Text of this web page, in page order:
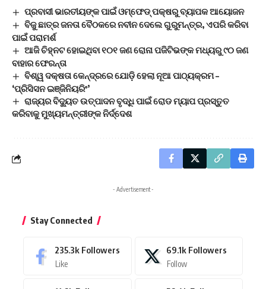
ପ୍ରବାସୀ ଭାରତୀୟଙ୍କ ପାଇଁ ଓମ୍ଫେଡ୍ ପକ୍ଷରୁ ବ୍ୟାପକ ଆୟୋଜନ
ବିଜୁ ଛାତ୍ର ଜନତା ବୈଠକରେ ନବୀନ ଦେଲେ ଗୁରୁମନ୍ତ୍ର, ଏପରି କରିବା
ପାଇଁ ପରାମର୍ଶ
ଆଜି ଚିହ୍ନଟ ହୋଇଥିବା ୧୦୧ ଜଣ ରୋନା ପଜିଟିଭଙ୍କ ମଧ୍ୟରୁ ୯୦ ଜଣ
ବାହାର ଫେରନ୍ତା
ବିଶ୍ୱ ଦକ୍ଷତା କେନ୍ଦ୍ରରେ ଯୋଡ଼ି ହେଲା ନୂଆ ପାଠ୍ୟକ୍ରମ –
‘ପ୍ରିସିସନ ଇଞ୍ଜିନିୟରିଂ’
ରାଜ୍ୟର ବିଦ୍ୟୁତ ଉତ୍ପାଦନ ବୃଦ୍ଧି ପାଇଁ ରୋଡ ମ୍ୟାପ ପ୍ରସ୍ତୁତ
କରିବାକୁ ମୁଖ୍ୟମନ୍ତ୍ରୀଙ୍କ ନିର୍ଦ୍ଦେଶ
- Advertisement -
Stay Connected
235.3k Followers
Like
69.1k Followers
Follow